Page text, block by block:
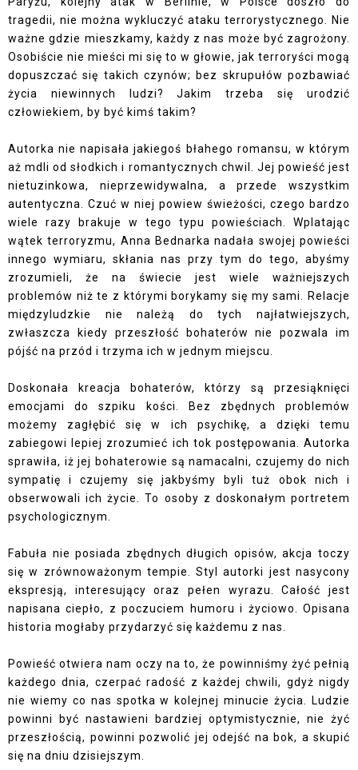
tragedii, nie można wykluczyć ataku terrorystycznego. Nie
ważne gdzie mieszkamy, każdy z nas może być zagrożony.
Osobiście nie mieści mi się to w głowie, jak terroryści mogą
dopuszczać się takich czynów; bez skrupułów pozbawiać
życia niewinnych ludzi? Jakim trzeba się urodzić
człowiekiem, by być kimś takim?
Autorka nie napisała jakiegoś błahego romansu, w którym
aż mdli od słodkich i romantycznych chwil. Jej powieść jest
nietuzinkowa, nieprzewidywalna, a przede wszystkim
autentyczna. Czuć w niej powiew świeżości, czego bardzo
wiele razy brakuje w tego typu powieściach. Wplatając
wątek terroryzmu, Anna Bednarka nadała swojej powieści
innego wymiaru, skłania nas przy tym do tego, abyśmy
zrozumieli, że na świecie jest wiele ważniejszych
problemów niż te z którymi borykamy się my sami. Relacje
międzyludzkie nie należą do tych najłatwiejszych,
zwłaszcza kiedy przeszłość bohaterów nie pozwala im
pójść na przód i trzyma ich w jednym miejscu.
Doskonała kreacja bohaterów, którzy są przesiąknięci
emocjami do szpiku kości. Bez zbędnych problemów
możemy zagłębić się w ich psychikę, a dzięki temu
zabiegowi lepiej zrozumieć ich tok postępowania. Autorka
sprawiła, iż jej bohaterowie są namacalni, czujemy do nich
sympatię i czujemy się jakbyśmy byli tuż obok nich i
obserwowali ich życie. To osoby z doskonałym portretem
psychologicznym.
Fabuła nie posiada zbędnych długich opisów, akcja toczy
się w zrównoważonym tempie. Styl autorki jest nasycony
ekspresją, interesujący oraz pełen wyrazu. Całość jest
napisana ciepło, z poczuciem humoru i życiowo. Opisana
historia mogłaby przydarzyć się każdemu z nas.
Powieść otwiera nam oczy na to, że powinniśmy żyć pełnią
każdego dnia, czerpać radość z każdej chwili, gdyż nigdy
nie wiemy co nas spotka w kolejnej minucie życia. Ludzie
powinni być nastawieni bardziej optymistycznie, nie żyć
przeszłością, powinni pozwolić jej odejść na bok, a skupić
się na dniu dzisiejszym.